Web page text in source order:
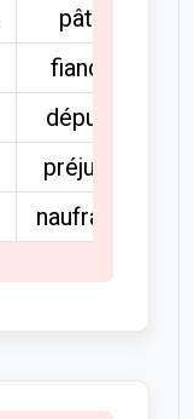
pâté
fiancé
député
préjugé
naufragé